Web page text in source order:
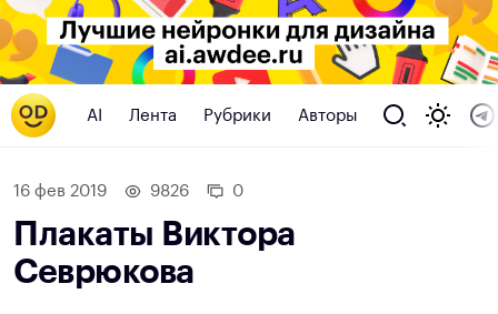
AI Лента Рубрики Авторы
16 фев 2019 9826 0
Плакаты Виктора
Севрюкова